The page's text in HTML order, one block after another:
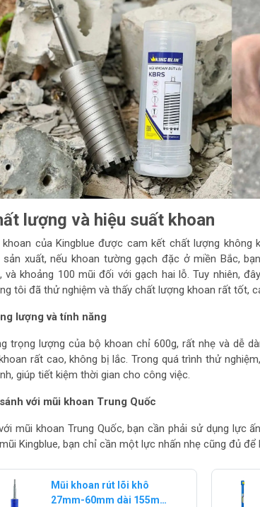
lượng và hiệu suất khoan
khoan của Kingblue được cam kết chất lượng không
sản xuất, nếu khoan tường gạch đặc ở miền Bắc,
và khoảng 100 mũi đối với gạch hai lỗ. Tuy nhiên,
tôi đã thử nghiệm và thấy chất lượng khoan rất tốt,
lượng và tính năng
trọng lượng của bộ khoan chỉ 600g, rất nhẹ và dễ
rất cao, không bị lắc. Trong quá trình thử
giúp tiết kiệm thời gian cho công việc.
với mũi khoan Trung Quốc
mũi khoan Trung Quốc, bạn cần phải sử dụng lực
Kingblue, bạn chỉ cần một lực nhấn nhẹ cũng đủ
Mũi khoan rút lõi khô
27mm-60mm dài 155mm